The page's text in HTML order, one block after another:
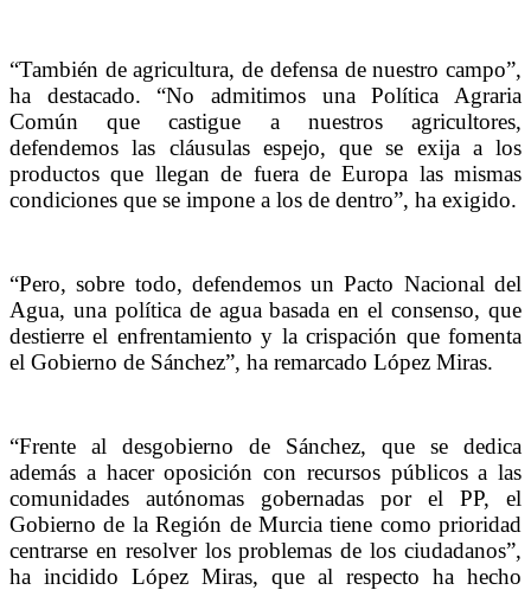
“También de agricultura, de defensa de nuestro campo”,
ha destacado. “No admitimos una Política Agraria
Común que castigue a nuestros agricultores,
defendemos las cláusulas espejo, que se exija a los
productos que llegan de fuera de Europa las mismas
condiciones que se impone a los de dentro”, ha exigido.
“Pero, sobre todo, defendemos un Pacto Nacional del
Agua, una política de agua basada en el consenso, que
destierre el enfrentamiento y la crispación que fomenta
el Gobierno de Sánchez”, ha remarcado López Miras.
“Frente al desgobierno de Sánchez, que se dedica
además a hacer oposición con recursos públicos a las
comunidades autónomas gobernadas por el PP, el
Gobierno de la Región de Murcia tiene como prioridad
centrarse en resolver los problemas de los ciudadanos”,
ha incidido López Miras, que al respecto ha hecho